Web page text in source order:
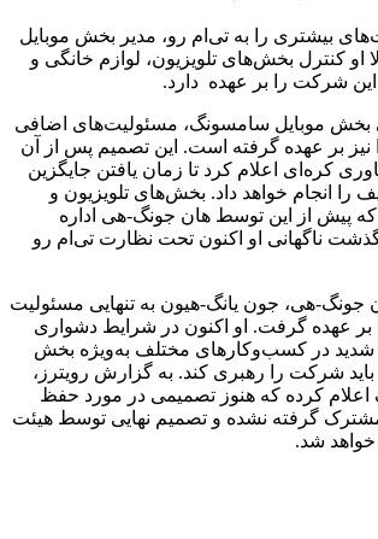
بیشتری را به تی‌ام رو، مدیر بخش موبایل
او کنترل بخش‌های تلویزیون، لوازم خانگی و
شرکت را بر عهده دارد.
بخش موبایل سامسونگ، مسئولیت‌های اضافی
بر عهده گرفته است. این تصمیم پس از آن
کره‌ای اعلام کرد تا زمان یافتن جایگزین
را انجام خواهد داد. بخش‌های تلویزیون و
پیش از این توسط هان جونگ-هی اداره
ناگهانی او اکنون تحت نظارت تی‌ام رو
هی، جون یانگ-هیون به تنهایی مسئولیت
عهده گرفت. او اکنون در شرایط دشواری
در کسب‌وکارهای مختلف به‌ویژه بخش
شرکت را رهبری کند. به گزارش رویترز،
کرده که هنوز تصمیمی در مورد حفظ
گرفته نشده و تصمیم نهایی توسط هیئت
خواهد شد.